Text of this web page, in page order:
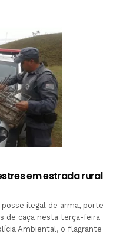
em estrada rural
ilegal de arma, porte
de caça nesta terça-feira
Ambiental, o flagrante